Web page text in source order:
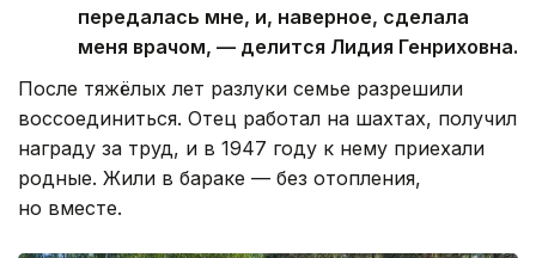
передалась мне, и, наверное, сделала
меня врачом, — делится Лидия Генриховна.
После тяжёлых лет разлуки семье разрешили
воссоединиться. Отец работал на шахтах, получил
награду за труд, и в 1947 году к нему приехали
родные. Жили в бараке — без отопления,
но вместе.